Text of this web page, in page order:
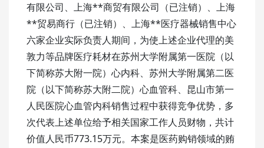
有限公司、上海**商贸有限公司（已注销）、上海
**贸易商行（已注销）、上海**医疗器械销售中心
六家企业实际负责人期间，为使上述企业代理的美
敦力等品牌医疗耗材在苏州大学附属第一医院（以
下简称苏大附一院）心内科、苏州大学附属第二医
院（以下简称苏大附二院）心血管科、昆山市第一
人民医院心血管内科销售过程中获得竞争优势，多
次代表上述单位给予相关国家工作人员财物，共计
价值人民币773.15万元。本案是医药购销领域的贿